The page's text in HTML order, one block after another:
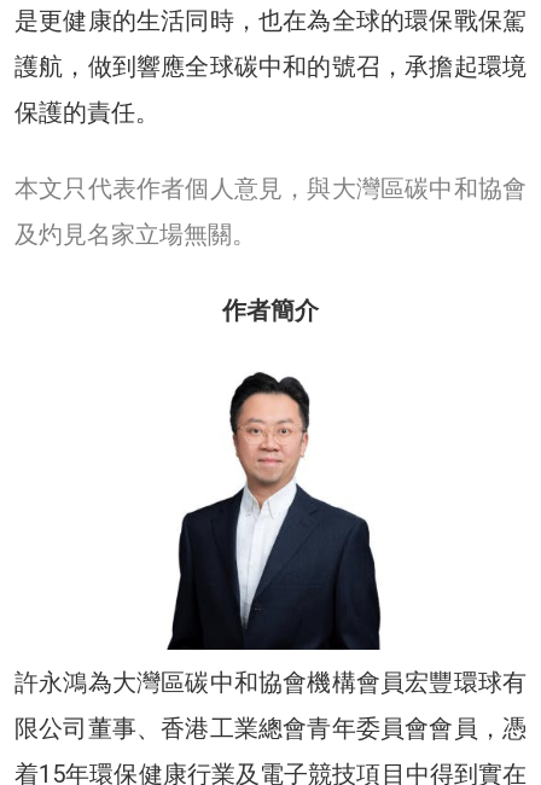
是更健康的生活同時，也在為全球的環保戰保駕
護航，做到響應全球碳中和的號召，承擔起環境
保護的責任。
本文只代表作者個人意見，與大灣區碳中和協會
及灼見名家立場無關。
作者簡介
許永鴻為大灣區碳中和協會機構會員宏豐環球有
限公司董事、香港工業總會青年委員會會員，憑
着15年環保健康行業及電子競技項目中得到實在